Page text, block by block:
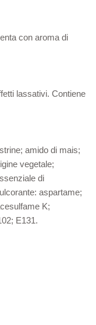
con aroma di
lassativi. Contiene
amido di mais;
vegetale;
di
aspartame;
K;
E131.